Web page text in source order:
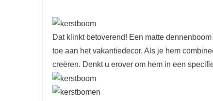
Dat klinkt betoverend! Een matte
toe aan het vakantiedecor. Als je hem
creëren. Denkt u erover om hem in een